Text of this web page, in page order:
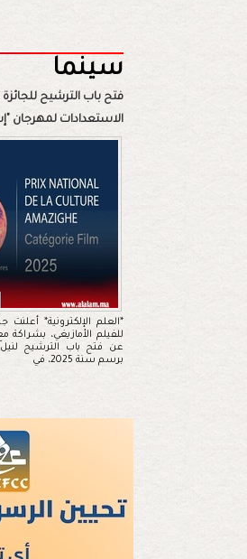
سينما
فتح باب الترشيح
الاستعدادات لمهرجان
*العلم الإلكترونية*
للفيلم الأمازيغي، بشراكة
عن فتح باب الترشيح لنيل
برسم سنة 2025، في